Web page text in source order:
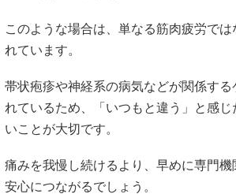
このような場合は、単なる筋肉疲労で
れています。
帯状疱疹や神経系の病気などが関係す
れているため、「いつもと違う」と感
いことが大切です。
痛みを我慢し続けるより、早めに専門
安心につながるでしょう。